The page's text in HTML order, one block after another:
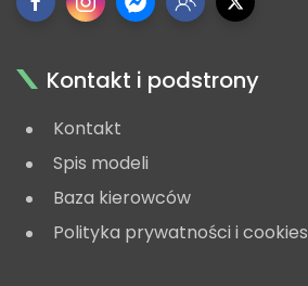
Kontakt i podstrony
Kontakt
Spis modeli
Baza kierowców
Polityka prywatności i cookies